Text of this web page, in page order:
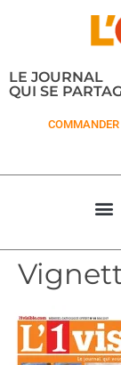
LE JOURNAL
QUI SE